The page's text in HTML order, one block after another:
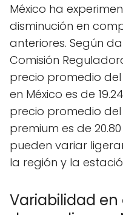
México ha
disminución en
anteriores. Según
Comisión
precio promedio
en México es de
precio promedio
premium es de
pueden variar
la región y la
Variabilidad